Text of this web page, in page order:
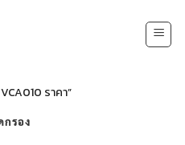
ราคา”
กรอง